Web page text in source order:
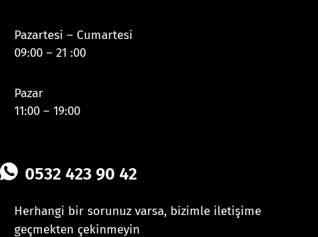
Pazartesi – Cumartesi
09:00 – 21 :00
Pazar
11:00 – 19:00
0532 423 90 42
Herhangi bir sorunuz varsa, bizimle iletişime
geçmekten çekinmeyin